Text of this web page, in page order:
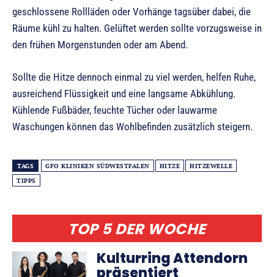
TOP 5 DER WOCHE
Kulturring Attendorn
geschlossene Rollläden oder Vorhänge tagsüber dabei, die
Räume kühl zu halten. Gelüftet werden sollte vorzugsweise in
den frühen Morgenstunden oder am Abend.
Sollte die Hitze dennoch einmal zu viel werden, helfen Ruhe,
ausreichend Flüssigkeit und eine langsame Abkühlung.
Kühlende Fußbäder, feuchte Tücher oder lauwarme
Waschungen können das Wohlbefinden zusätzlich steigern.
TAGS GFO KLINIKEN SÜDWESTFALEN HITZE
HITZEWELLE
TIPPS